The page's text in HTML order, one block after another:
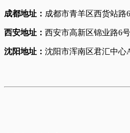
成都地址： 成都市青羊区西货站路
西安地址： 西安市高新区锦业路6
沈阳地址： 沈阳市浑南区君汇中心